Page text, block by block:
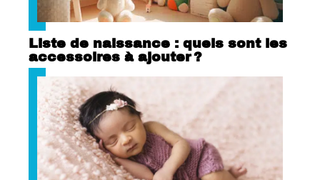
Liste de naissance : quels sont les
accessoires à ajouter ?